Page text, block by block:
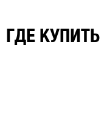
ГДЕ КУПИТЬ